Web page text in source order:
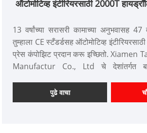
ऑटोमोटिव्ह इंटीरियरसाठी 2000T
13 वर्षांच्या सरासरी कामाच्या अनुभवासह 47
तुम्हाला CE स्टँडर्डसह ऑटोमोटिव्ह
प्रेस कंपोझिट प्रदान करू इच्छितो. Xiamen
Manufactur Co., Ltd चे देशांतर्गत
आयटम क्रमांक: TT-LM2500T
पेमेंट: T/T, L/C
पुढे वाचा